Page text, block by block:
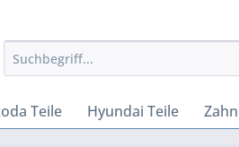
Teile Hyundai Teile